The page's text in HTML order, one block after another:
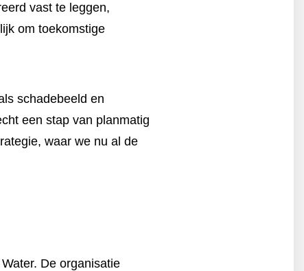
vast te leggen,
om toekomstige
schadebeeld en
een stap van planmatig
waar we nu al de
De organisatie